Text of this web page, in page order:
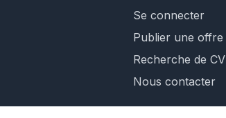
Se connecter
Publier une offre
Recherche de CV
Nous contacter